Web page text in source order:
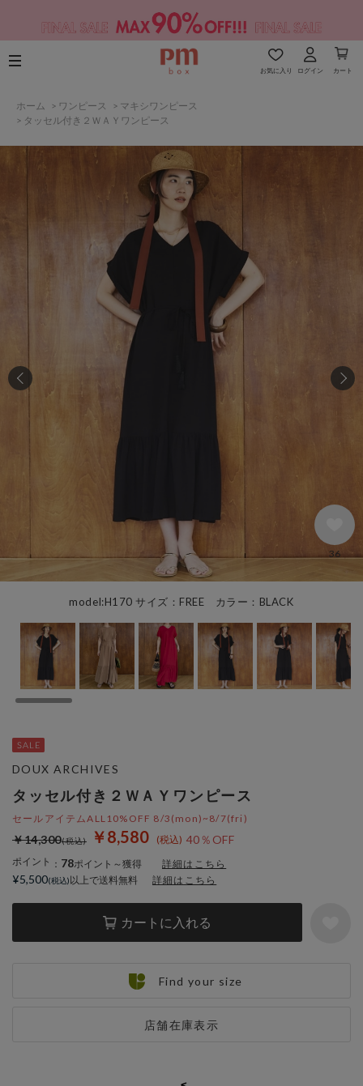
お気に入り ログイン カート
ホーム > ワンピース > マキシワンピース
> タッセル付き２ＷＡＹワンピース
model:H170 サイズ：FREE カラー：BLACK
36
タッセル付き２ＷＡＹワンピース
セールアイテムALL10%OFF 8/3(mon)~8/7(fri)
￥8,580 40％OFF
￥14,300
ポイント ： 78ポイント～獲得 詳細はこちら
カートに入れる
店舗在庫表示
DOUX ARCHIVES
¥5,500 以上で送料無料 詳細はこちら
Find your size